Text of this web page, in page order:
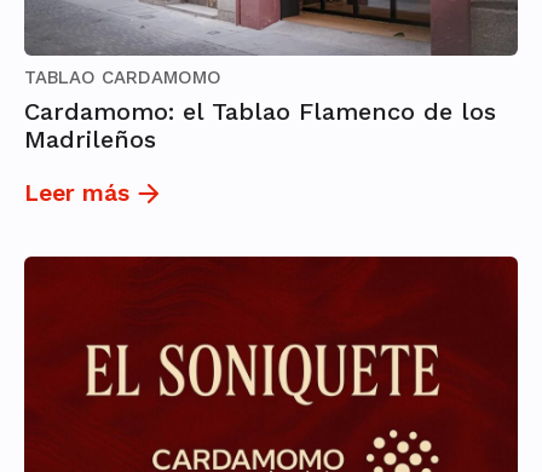
TABLAO CARDAMOMO
Cardamomo: el Tablao Flamenco de los
Madrileños
Leer más